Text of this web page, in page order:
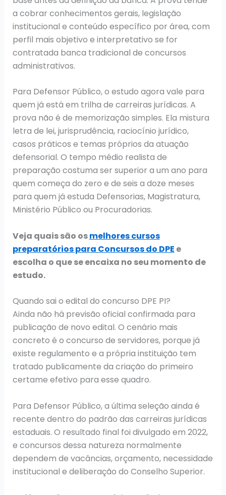
a cobrar conhecimentos gerais, legislação
institucional e conteúdo específico por área, com
perfil mais objetivo e interpretativo se for
contratada banca tradicional de concursos
administrativos.
Para Defensor Público, o estudo agora vale para
quem já está em trilha de carreiras jurídicas. A
prova não é de memorização simples. Ela mistura
letra de lei, jurisprudência, raciocínio jurídico,
casos práticos e temas próprios da atuação
defensorial. O tempo médio realista de
preparação costuma ser superior a um ano para
quem começa do zero e de seis a doze meses
para quem já estuda Defensorias, Magistratura,
Ministério Público ou Procuradorias.
Veja quais são osmelhores cursos
preparatórios para Concursos do DPE e
escolha o que se encaixa no seu momento de
estudo.
Quando sai o edital do concurso DPE PI?
Ainda não há previsão oficial confirmada para
publicação de novo edital. O cenário mais
concreto é o concurso de servidores, porque já
existe regulamento e a própria instituição tem
tratado publicamente da criação do primeiro
certame efetivo para esse quadro.
Para Defensor Público, a última seleção ainda é
recente dentro do padrão das carreiras jurídicas
estaduais. O resultado final foi divulgado em 2022,
e concursos dessa natureza normalmente
dependem de vacâncias, orçamento, necessidade
institucional e deliberação do Conselho Superior.